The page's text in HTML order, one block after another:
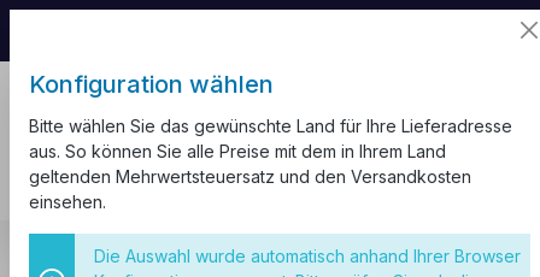
Kabelkanal Weiß Ecken L Form
Konfiguration wählen
Bitte wählen Sie das gewünschte Land für Ihre Lieferadresse
aus. So können Sie alle Preise mit dem in Ihrem Land
geltenden Mehrwertsteuersatz und den Versandkosten
einsehen.
Die Auswahl wurde automatisch anhand Ihrer Browser